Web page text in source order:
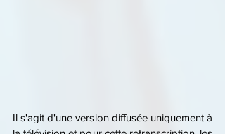
Il s'agit d'une version diffusée uniquement à